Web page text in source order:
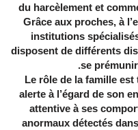
du harcèlement et
Grâce aux proches, à
institutions
disposent de différents
se
.
-Le rôle de la famille
alerte à l’égard de son
attentive à ses
anormaux détectés